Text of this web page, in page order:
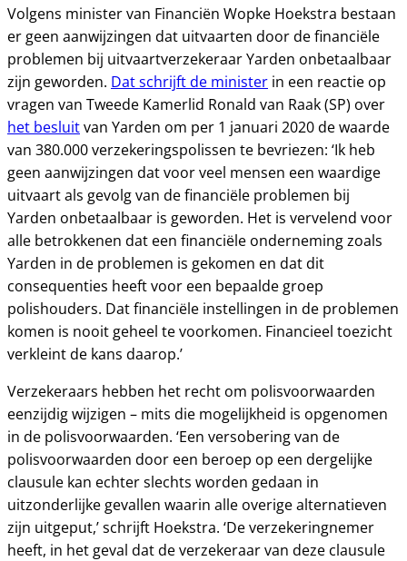
Volgens minister van Financiën Wopke Hoekstra bestaan
er geen aanwijzingen dat uitvaarten door de financiële
problemen bij uitvaartverzekeraar Yarden onbetaalbaar
zijn geworden. Dat schrijft de minister in een reactie op
vragen van Tweede Kamerlid Ronald van Raak (SP) over
het besluitvan Yarden om per 1 januari 2020 de waarde
van 380.000 verzekeringspolissen te bevriezen: ‘Ik heb
geen aanwijzingen dat voor veel mensen een waardige
uitvaart als gevolg van de financiële problemen bij
Yarden onbetaalbaar is geworden. Het is vervelend voor
alle betrokkenen dat een financiële onderneming zoals
Yarden in de problemen is gekomen en dat dit
consequenties heeft voor een bepaalde groep
polishouders. Dat financiële instellingen in de problemen
komen is nooit geheel te voorkomen. Financieel toezicht
verkleint de kans daarop.’
Verzekeraars hebben het recht om polisvoorwaarden
eenzijdig wijzigen – mits die mogelijkheid is opgenomen
in de polisvoorwaarden. ‘Een versobering van de
polisvoorwaarden door een beroep op een dergelijke
clausule kan echter slechts worden gedaan in
uitzonderlijke gevallen waarin alle overige alternatieven
zijn uitgeput,’ schrijft Hoekstra. ‘De verzekeringnemer
heeft, in het geval dat de verzekeraar van deze clausule